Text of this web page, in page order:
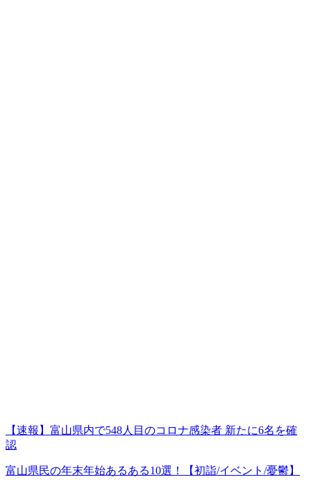
【速報】富山県内で548人目のコロナ感染者 新たに6名を確
認
富山県民の年末年始あるある10選！【初詣/イベント/憂鬱】